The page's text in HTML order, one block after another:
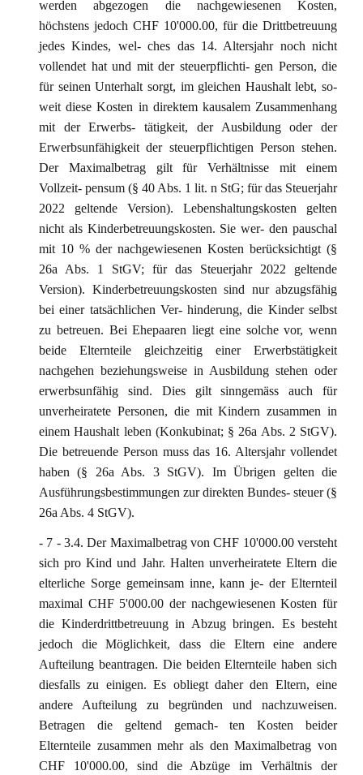
werden abgezogen die nachgewiesenen Kosten,
höchstens jedoch CHF 10'000.00, für die Drittbetreuung
jedes Kindes, wel- ches das 14. Altersjahr noch nicht
vollendet hat und mit der steuerpflichti- gen Person, die
für seinen Unterhalt sorgt, im gleichen Haushalt lebt, so-
weit diese Kosten in direktem kausalem Zusammenhang
mit der Erwerbs- tätigkeit, der Ausbildung oder der
Erwerbsunfähigkeit der steuerpflichtigen Person stehen.
Der Maximalbetrag gilt für Verhältnisse mit einem
Vollzeit- pensum (§ 40 Abs. 1 lit. n StG; für das Steuerjahr
2022 geltende Version). Lebenshaltungskosten gelten
nicht als Kinderbetreuungskosten. Sie wer- den pauschal
mit 10 % der nachgewiesenen Kosten berücksichtigt (§
26a Abs. 1 StGV; für das Steuerjahr 2022 geltende
Version). Kinderbetreuungskosten sind nur abzugsfähig
bei einer tatsächlichen Ver- hinderung, die Kinder selbst
zu betreuen. Bei Ehepaaren liegt eine solche vor, wenn
beide Elternteile gleichzeitig einer Erwerbstätigkeit
nachgehen beziehungsweise in Ausbildung stehen oder
erwerbsunfähig sind. Dies gilt sinngemäss auch für
unverheiratete Personen, die mit Kindern zusammen in
einem Haushalt leben (Konkubinat; § 26a Abs. 2 StGV).
Die betreuende Person muss das 16. Altersjahr vollendet
haben (§ 26a Abs. 3 StGV). Im Übrigen gelten die
Ausführungsbestimmungen zur direkten Bundes- steuer (§
26a Abs. 4 StGV).
- 7 - 3.4. Der Maximalbetrag von CHF 10'000.00 versteht
sich pro Kind und Jahr. Halten unverheiratete Eltern die
elterliche Sorge gemeinsam inne, kann je- der Elternteil
maximal CHF 5'000.00 der nachgewiesenen Kosten für
die Kinderdrittbetreuung in Abzug bringen. Es besteht
jedoch die Möglichkeit, dass die Eltern eine andere
Aufteilung beantragen. Die beiden Elternteile haben sich
diesfalls zu einigen. Es obliegt daher den Eltern, eine
andere Aufteilung zu begründen und nachzuweisen.
Betragen die geltend gemach- ten Kosten beider
Elternteile zusammen mehr als den Maximalbetrag von
CHF 10'000.00, sind die Abzüge im Verhältnis der